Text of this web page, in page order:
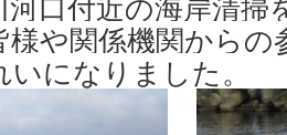
河口付近の海岸清掃
様や関係機関からの
になりました。